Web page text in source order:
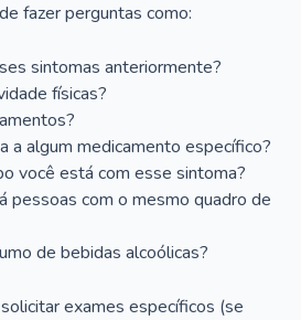
fazer perguntas como:
sintomas anteriormente?
físicas?
a algum medicamento específico?
você está com esse sintoma?
pessoas com o mesmo quadro de
de bebidas alcoólicas?
exames específicos (se